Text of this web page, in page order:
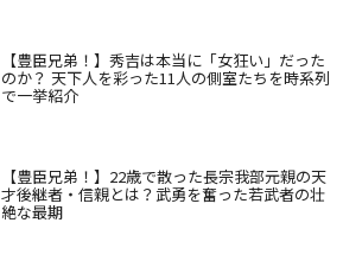
【豊臣兄弟！】秀吉は本当に「女狂い」だった
のか？ 天下人を彩った11人の側室たちを時系列
で一挙紹介
【豊臣兄弟！】22歳で散った長宗我部元親の天
才後継者・信親とは？武勇を奮った若武者の壮
絶な最期